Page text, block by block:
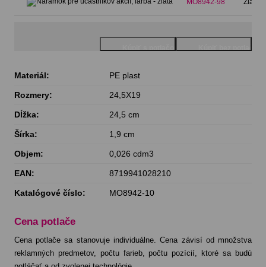
MO8942-98 Zlatá
Materiál: PE plast
Rozmery: 24,5X19
Dĺžka: 24,5 cm
Šírka: 1,9 cm
Objem: 0,026 cdm3
EAN: 8719941028210
Katalógové číslo: MO8942-10
Cena potlače
Cena potlače sa stanovuje individuálne. Cena závisí od množstva
reklamných predmetov, počtu farieb, počtu pozícií, ktoré sa budú